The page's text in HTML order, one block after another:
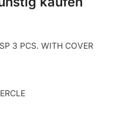
3 PCS. WITH COVER